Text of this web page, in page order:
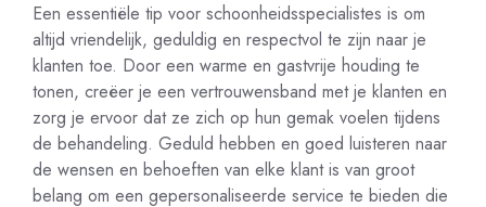
Een essentiële tip voor schoonheidsspecialistes is om
altijd vriendelijk, geduldig en respectvol te zijn naar je
klanten toe. Door een warme en gastvrije houding te
tonen, creëer je een vertrouwensband met je klanten en
zorg je ervoor dat ze zich op hun gemak voelen tijdens
de behandeling. Geduld hebben en goed luisteren naar
de wensen en behoeften van elke klant is van groot
belang om een gepersonaliseerde service te bieden die